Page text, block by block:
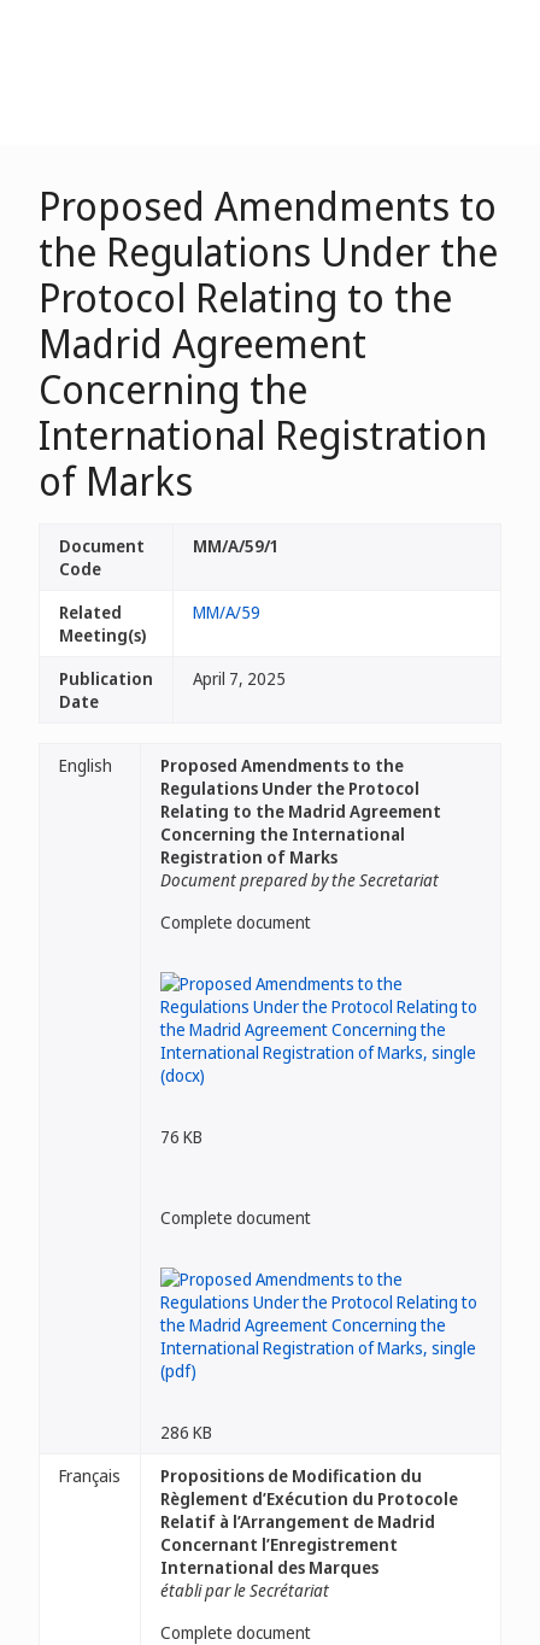
Proposed Amendments to
the Regulations Under the
Protocol Relating to the
Madrid Agreement
Concerning the
International Registration
of Marks
Document
Code
MM/A/59/1
Related
Meeting(s)
MM/A/59
Publication
Date
April 7, 2025
English
Proposed Amendments to the
Regulations Under the Protocol
Relating to the Madrid Agreement
Concerning the International
Registration of Marks
Document prepared by the Secretariat
Complete document
76 KB
Complete document
286 KB
Français
Propositions de Modification du
Règlement d’Exécution du Protocole
Relatif à l’Arrangement de Madrid
Concernant l’Enregistrement
International des Marques
établi par le Secrétariat
Complete document